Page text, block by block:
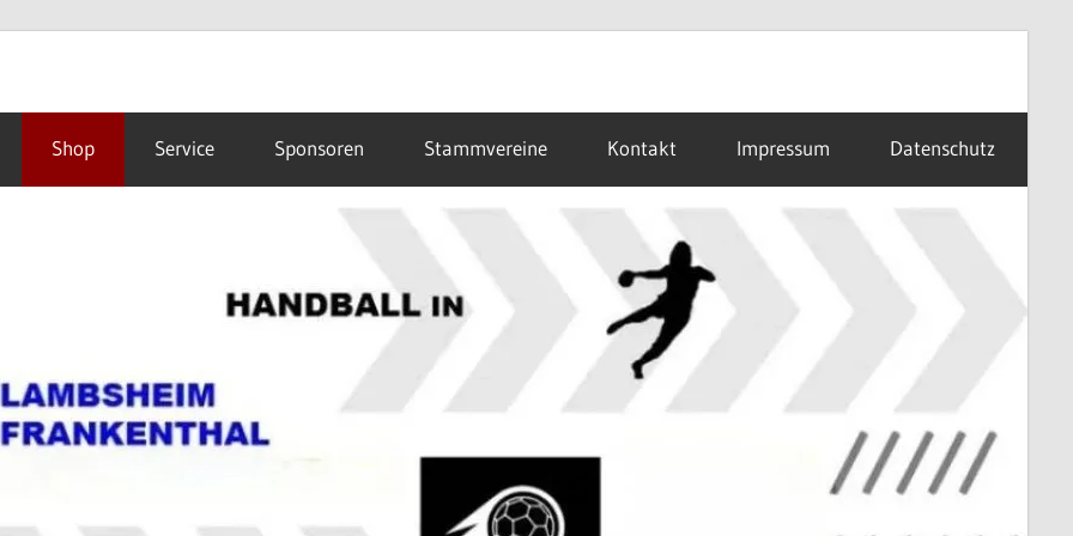
Shop Service Sponsoren Stammvereine Kontakt Impressum Datenschutz